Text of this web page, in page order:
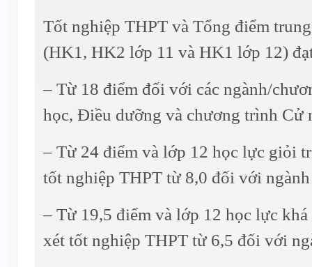
Tốt nghiệp THPT và Tổng điểm
(HK1, HK2 lớp 11 và HK1 lớp 12)
– Từ 18 điểm đối với các ngành/
học, Điều dưỡng và chương trình Cử
– Từ 24 điểm và lớp 12 học lực giỏi
tốt nghiệp THPT từ 8,0 đối với
– Từ 19,5 điểm và lớp 12 học lực
xét tốt nghiệp THPT từ 6,5 đối với